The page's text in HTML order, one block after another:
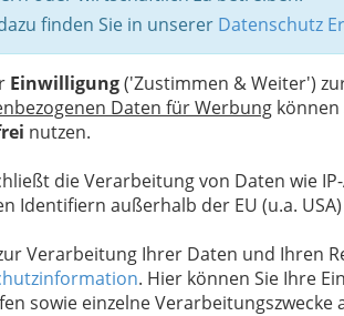
finden Sie in unserer Datenschutz
Einwilligung('Zustimmen & Weiter')
Daten für Werbung können
nutzen.
die Verarbeitung von Daten wie
Identifiern außerhalb der EU (u.a.
Verarbeitung Ihrer Daten und Ihren
. Hier können Sie Ihre
sowie einzelne Verarbeitungszwecke